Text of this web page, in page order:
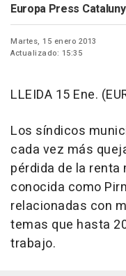
Europa Press
Martes, 15 enero 2013
Actualizado: 15:35
LLEIDA 15 Ene.
Los síndicos
cada vez más
pérdida de la renta
conocida como
relacionadas con
temas que hasta
trabajo.